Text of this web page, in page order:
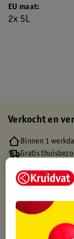
EU maat
2x 5L
Verkocht en
Binnen 1
Gratis
Gratis punten